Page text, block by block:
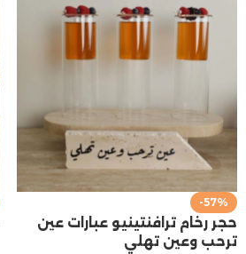
-57%
حجر رخام ترافنتينيو عبارات عين
ترحب وعين تهلي